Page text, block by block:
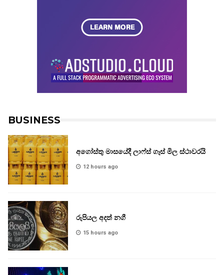
BUSINESS
අගෝස්තු මාසයේදී ලාෆ්ස් ගෑස් මිල ස්ථාවරයි
12 hours ago
රුපියල අදත් නගී
15 hours ago